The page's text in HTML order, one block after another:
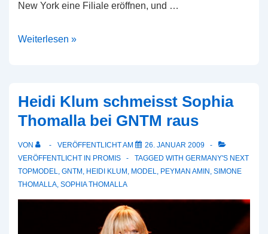
New York eine Filiale eröffnen, und …
Lindsay
Modelvertrag!
Weiterlesen »
Heidi Klum schmeisst Sophia
Thomalla bei GNTM raus
VON VERÖFFENTLICHT AM
26. JANUAR 2009
VERÖFFENTLICHT IN PROMIS TAGGED WITH GERMANY'S NEXT
TOPMODEL, GNTM , HEIDI KLUM , MODEL, PEYMAN AMIN , SIMONE
THOMALLA, SOPHIA THOMALLA